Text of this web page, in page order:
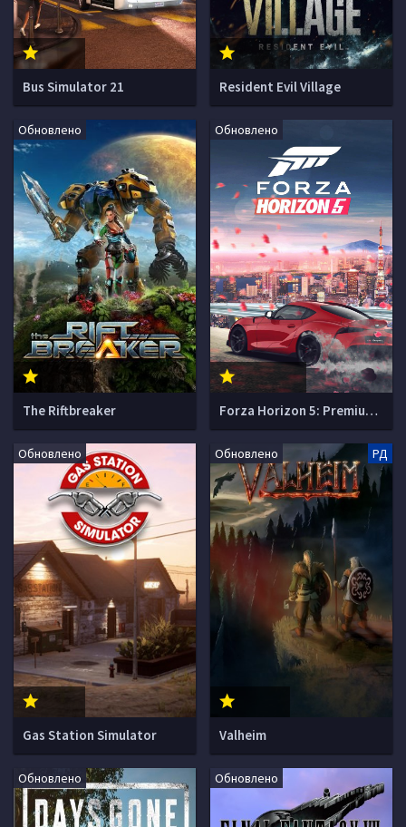
Bus Simulator 21 Resident Evil Village
Обновлено
The Riftbreaker
Обновлено
Forza Horizon 5: Premium Edition
Обновлено
Gas Station Simulator
Обновлено РД
Valheim
Обновлено Обновлено